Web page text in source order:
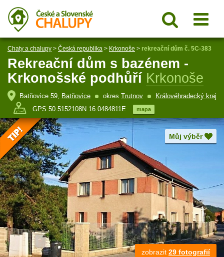
Chaty a chalupy > Česká republika > Krkonoše > rekreační dům č. 5C-383
Rekreační dům s bazénem -
Krkonošské podhůří Krkonoše
Batňovice 59, Batňovice okres Trutnov
Královéhradecký kraj
GPS 50.5152108N 16.0484811E
mapa
Můj výběr
zobrazit 29 fotografií